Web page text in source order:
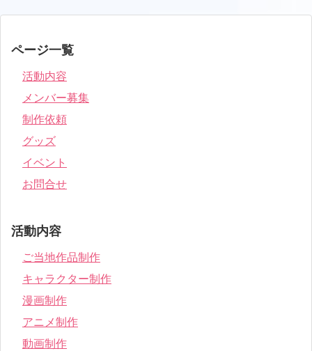
ページ一覧
活動内容
メンバー募集
制作依頼
グッズ
イベント
お問合せ
活動内容
ご当地作品制作
キャラクター制作
漫画制作
アニメ制作
動画制作